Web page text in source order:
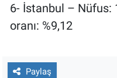
6- İstanbul – Nüfus:
oranı: %9,12
Paylaş